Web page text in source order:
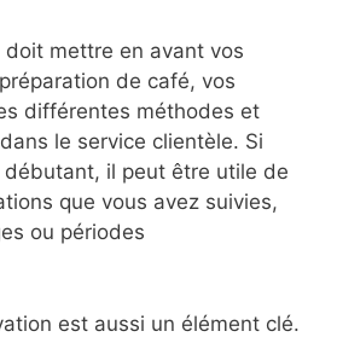
mettre en avant vos
de café, vos
différentes méthodes et
le service clientèle. Si
il peut être utile de
que vous avez suivies,
ou périodes
est aussi un élément clé.